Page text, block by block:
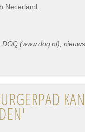
Nederland.
(www.doq.nl),